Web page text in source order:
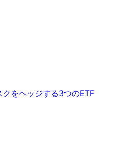
をヘッジする3つのETF